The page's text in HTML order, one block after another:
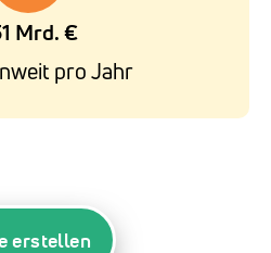
Mrd. €
pro Jahr
erstellen